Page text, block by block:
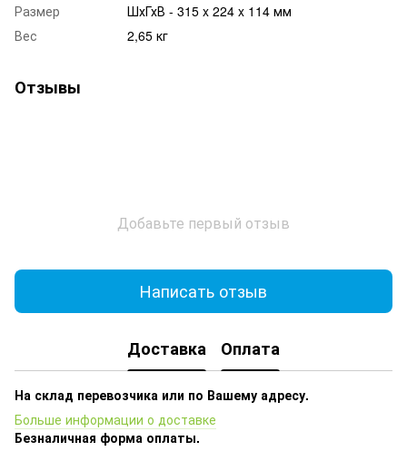
Размер
ШхГхВ - 315 x 224 x 114 мм
Вес
2,65 кг
Отзывы
Добавьте первый отзыв
Написать отзыв
Доставка Оплата
На склад перевозчика или по Вашему адресу.
Больше информации о доставке
Безналичная форма оплаты.